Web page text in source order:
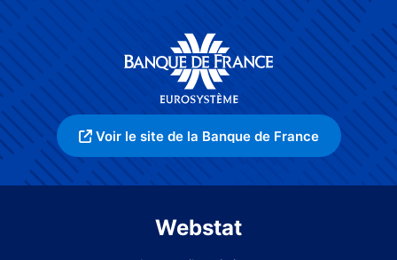
Voir le site de la Banque de France
Webstat